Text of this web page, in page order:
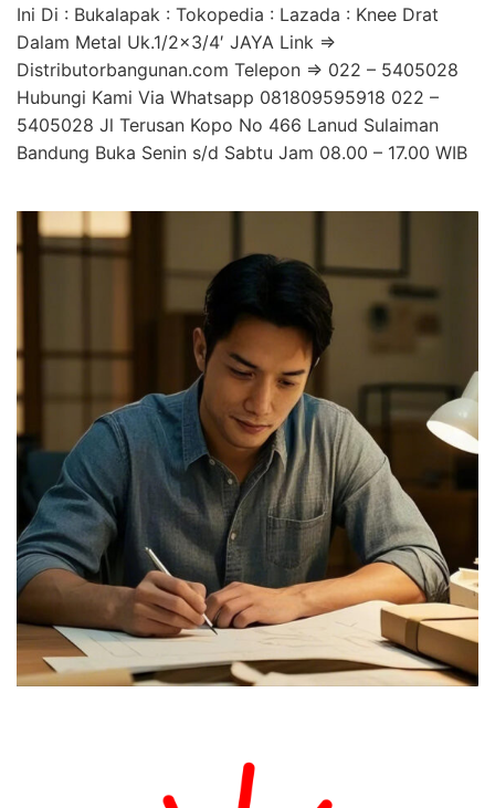
Ini Di : Bukalapak : Tokopedia : Lazada : Knee Drat
Dalam Metal Uk.1/2×3/4′ JAYA Link =>
Distributorbangunan.com Telepon => 022 – 5405028
Hubungi Kami Via Whatsapp 081809595918 022 –
5405028 Jl Terusan Kopo No 466 Lanud Sulaiman
Bandung Buka Senin s/d Sabtu Jam 08.00 – 17.00 WIB